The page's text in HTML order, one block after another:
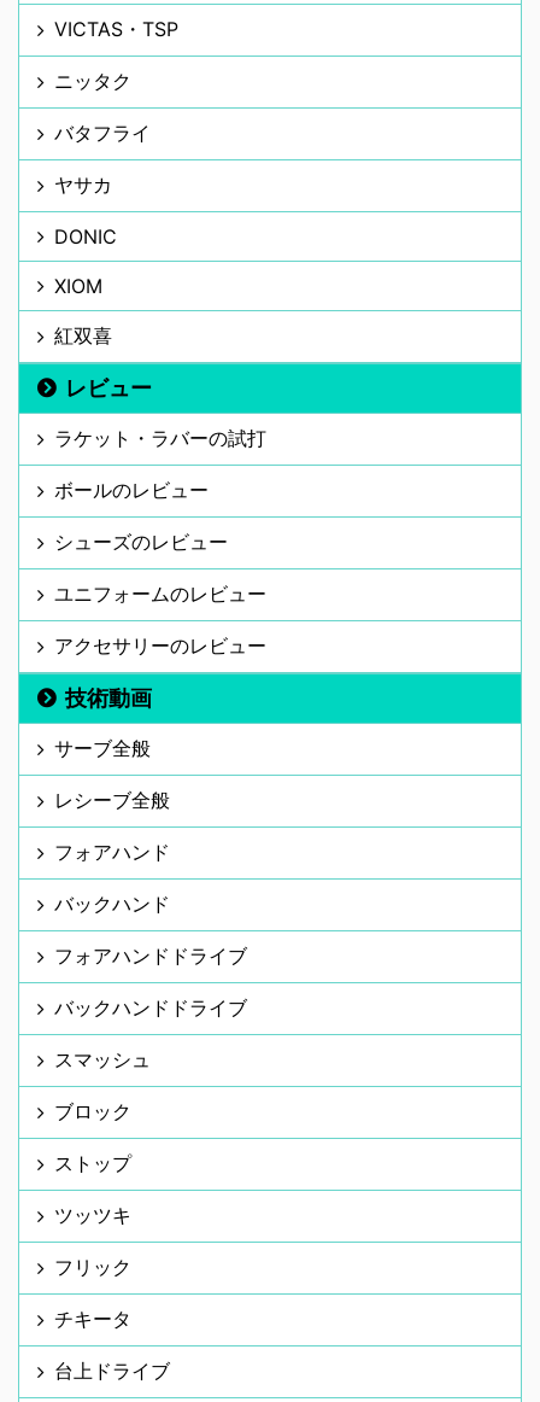
VICTAS・TSP
ニッタク
バタフライ
ヤサカ
DONIC
XIOM
紅双喜
レビュー
ラケット・ラバーの試打
ボールのレビュー
シューズのレビュー
ユニフォームのレビュー
アクセサリーのレビュー
技術動画
サーブ全般
レシーブ全般
フォアハンド
バックハンド
フォアハンドドライブ
バックハンドドライブ
スマッシュ
ブロック
ストップ
ツッツキ
フリック
チキータ
台上ドライブ